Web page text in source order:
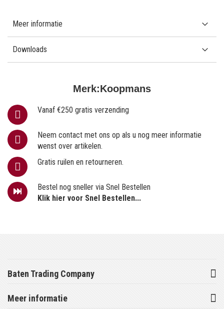
Merk:Koopmans
Vanaf €250 gratis verzending
Neem contact met ons op als u nog meer informatie
wenst over artikelen.
Gratis ruilen en retourneren.
Bestel nog sneller via Snel Bestellen
Klik hier voor Snel Bestellen...
Meer informatie
Downloads
Baten Trading Company
Meer informatie